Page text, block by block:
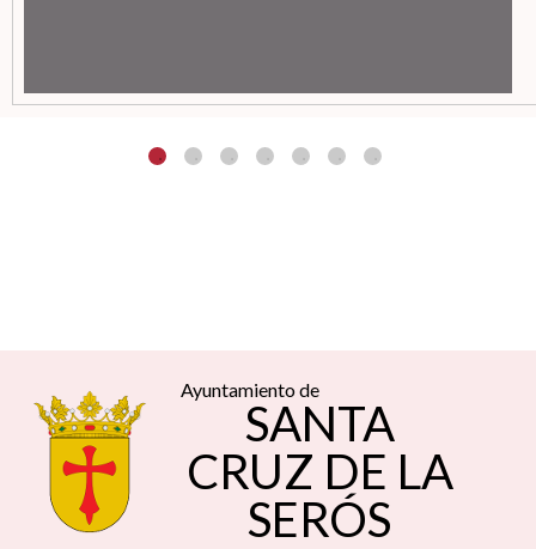
Ayuntamiento de
SANTA
CRUZ DE LA
SERÓS